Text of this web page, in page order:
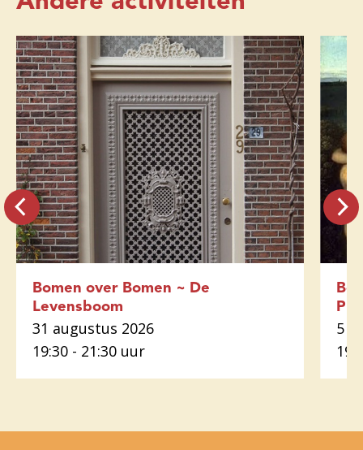
Bomen over Bomen ~ De
Levensboom
31 augustus 2026
19:30 - 21:30 uur
5